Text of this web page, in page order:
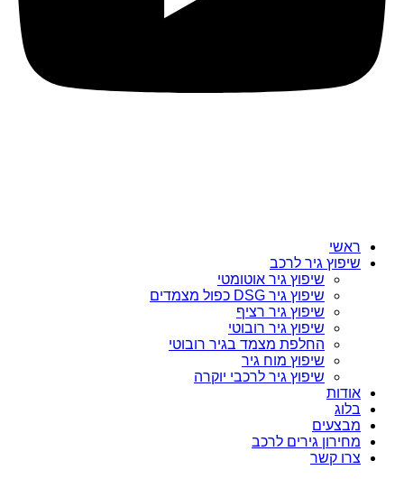
ראשי
שיפוץ גיר לרכב
שיפוץ גיר אוטומטי
שיפוץ גיר DSG כפול מצמדים
שיפוץ גיר רציף
שיפוץ גיר רובוטי
החלפת מצמד בגיר רובוטי
שיפוץ מוח גיר
שיפוץ גיר לרכבי יוקרה
אודות
בלוג
מבצעים
מחירון גירים לרכב
צרו קשר